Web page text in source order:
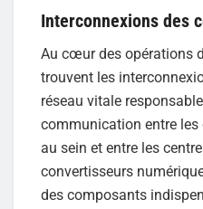
Interconnexions des
Au cœur des opérations
trouvent les
réseau vitale
communication entre
au sein et entre les
convertisseurs
des composants